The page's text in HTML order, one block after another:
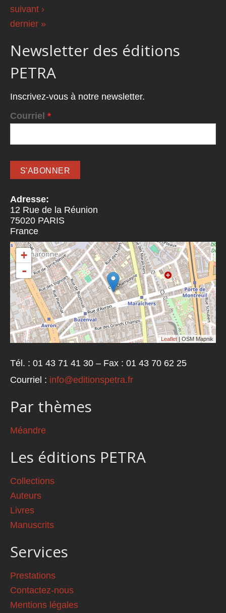
suivant ›
dernier »
Newsletter des éditions
PETRA
Inscrivez-vous à notre newsletter.
Courriel *
Adresse:
12 Rue de la Réunion
75020 PARIS
France
+
-
Leaflet | OSM Mapnik
Tél. : 01 43 71 41 30 – Fax : 01 43 70 62 25
Courriel : info@editionspetra.fr
Par thèmes
Méandre
Les éditions PETRA
Collections
Auteurs
Livres
Manuscrits
Services
Prestations
Contactez-nous
Mentions légales